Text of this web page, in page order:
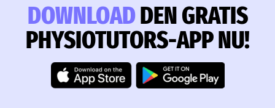
DOWNLOADDEN GRATIS
PHYSIOTUTORS-APP NU!